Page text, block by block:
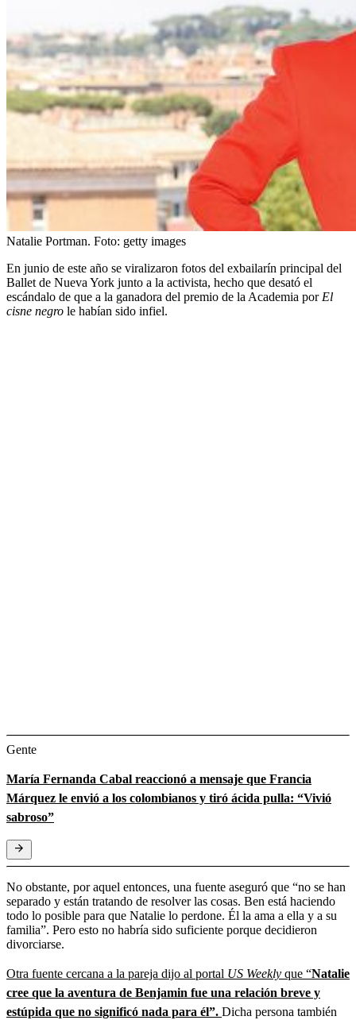
Natalie Portman. Foto: getty images
En junio de este año se viralizaron fotos del exbailarín principal del
Ballet de Nueva York junto a la activista, hecho que desató el
escándalo de que a la ganadora del premio de la Academia por El
cisne negro le habían sido infiel.
Gente
María Fernanda Cabal reaccionó a mensaje que Francia
Márquez le envió a los colombianos y tiró ácida pulla: “Vivió
sabroso”
No obstante, por aquel entonces, una fuente aseguró que “no se han
separado y están tratando de resolver las cosas. Ben está haciendo
todo lo posible para que Natalie lo perdone. Él la ama a ella y a su
familia”. Pero esto no habría sido suficiente porque decidieron
divorciarse.
Otra fuente cercana a la pareja dijo al portal US Weekly que “Natalie
cree que la aventura de Benjamin fue una relación breve y
estúpida que no significó nada para él”. Dicha persona también